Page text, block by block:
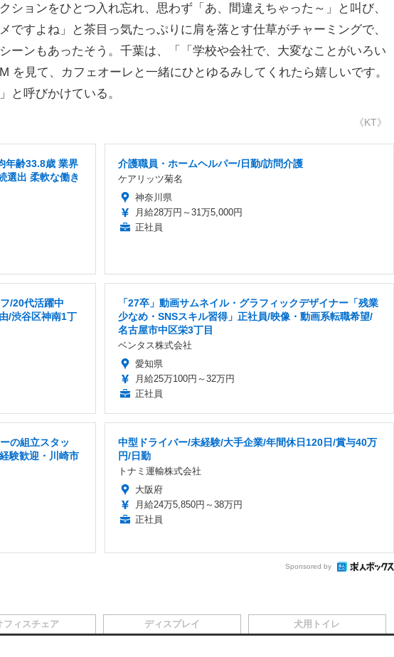
ョンをひとつ入れ忘れ、思わず「あ、間違えちゃった～」と叫び、
ですよね」と茶目っ気たっぷりに肩を落とす仕草がチャーミングで、
ーンもあったそう。千葉は、「「学校や会社で、大変なことがいろい
を見て、カフェオーレと一緒にひとゆるみしてくれたら嬉しいです。
と呼びかけている。
《KT》
年齢33.8歳 業界
選出 柔軟な働き
介護職員・ホームヘルパー/日勤/訪問介護
ケアリッツ菊名
神奈川県
月給28万円～31万5,000円
正社員
/20代活躍中
/渋谷区神南1丁
「27卒」動画サムネイル・グラフィックデザイナー「残業
少なめ・SNSスキル習得」正社員/映像・動画系転職希望/
名古屋市中区栄3丁目
ベンタス株式会社
愛知県
月給25万100円～32万円
正社員
の組立スタッ
験歓迎・川崎市
中型ドライバー/未経験/大手企業/年間休日120日/賞与40万
円/日勤
トナミ運輸株式会社
大阪府
月給24万5,850円～38万円
正社員
Sponsored by
フィスチェア ディスプレイ 犬用トイレ